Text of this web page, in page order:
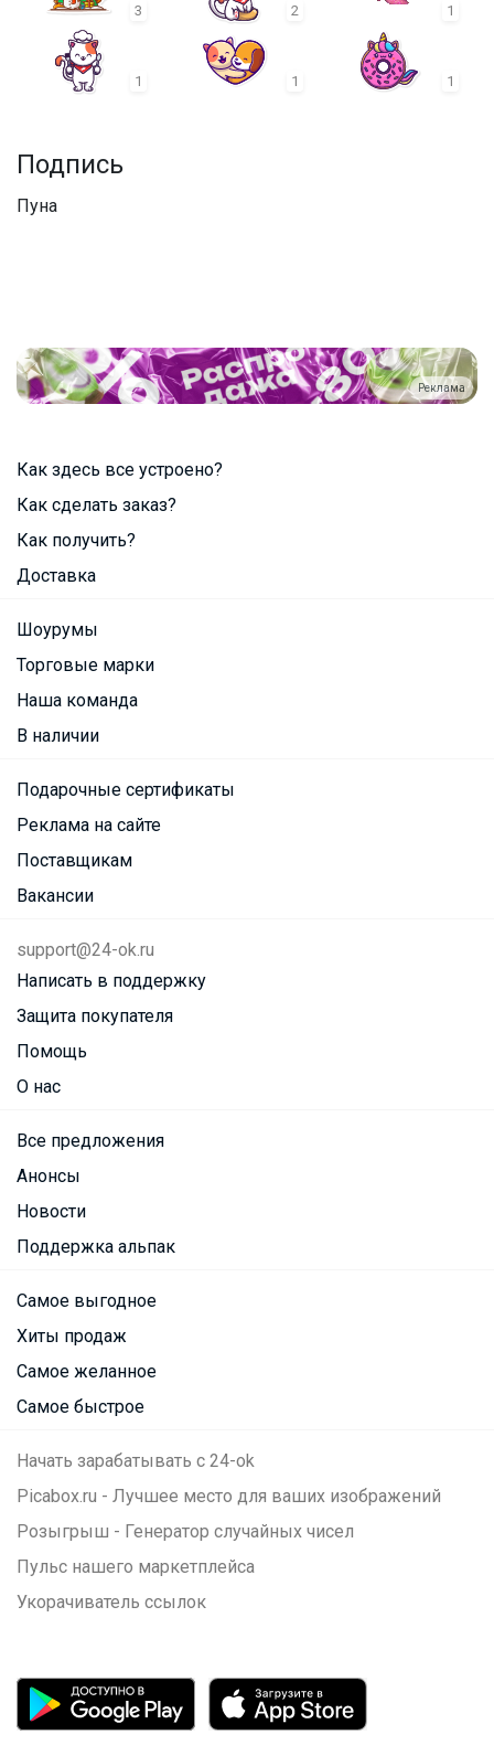
3 2 1
1 1 1
Подпись
Пуна
Реклама
Как здесь все устроено?
Как сделать заказ?
Как получить?
Доставка
Шоурумы
Торговые марки
Наша команда
В наличии
Подарочные сертификаты
Реклама на сайте
Поставщикам
Вакансии
support@24-ok.ru
Написать в поддержку
Защита покупателя
Помощь
О нас
Все предложения
Анонсы
Новости
Поддержка альпак
Самое выгодное
Хиты продаж
Самое желанное
Самое быстрое
Начать зарабатывать с 24-ok
Picabox.ru - Лучшее место для ваших изображений
Розыгрыш - Генератор случайных чисел
Пульс нашего маркетплейса
Укорачиватель ссылок